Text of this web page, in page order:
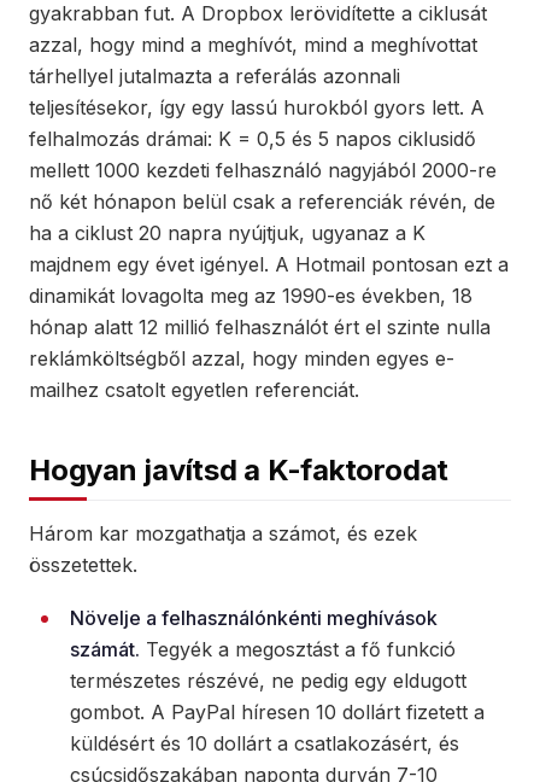
gyakrabban fut. A Dropbox lerövidítette a ciklusát
azzal, hogy mind a meghívót, mind a meghívottat
tárhellyel jutalmazta a referálás azonnali
teljesítésekor, így egy lassú hurokból gyors lett. A
felhalmozás drámai: K = 0,5 és 5 napos ciklusidő
mellett 1000 kezdeti felhasználó nagyjából 2000-re
nő két hónapon belül csak a referenciák révén, de
ha a ciklust 20 napra nyújtjuk, ugyanaz a K
majdnem egy évet igényel. A Hotmail pontosan ezt a
dinamikát lovagolta meg az 1990-es években, 18
hónap alatt 12 millió felhasználót ért el szinte nulla
reklámköltségből azzal, hogy minden egyes e-
mailhez csatolt egyetlen referenciát.
Hogyan javítsd a K-faktorodat
Három kar mozgathatja a számot, és ezek
összetettek.
Növelje a felhasználónkénti meghívások
számát. Tegyék a megosztást a fő funkció
természetes részévé, ne pedig egy eldugott
gombot. A PayPal híresen 10 dollárt fizetett a
küldésért és 10 dollárt a csatlakozásért, és
csúcsidőszakában naponta durván 7-10